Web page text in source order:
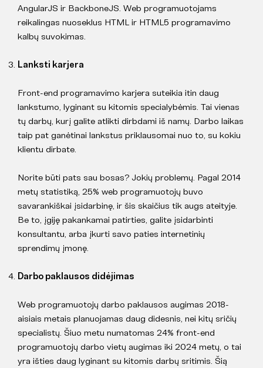
AngularJS ir BackboneJS. Web programuotojams
reikalingas nuoseklus HTML ir HTML5 programavimo
kalbų suvokimas.
Lanksti karjera
Front-end programavimo karjera suteikia itin daug
lankstumo, lyginant su kitomis specialybėmis. Tai vienas
tų darbų, kurį galite atlikti dirbdami iš namų. Darbo laikas
taip pat ganėtinai lankstus priklausomai nuo to, su kokiu
klientu dirbate.
Norite būti pats sau bosas? Jokių problemų. Pagal 2014
metų statistiką, 25% web programuotojų buvo
savarankiškai įsidarbinę, ir šis skaičius tik augs ateityje.
Be to, įgiję pakankamai patirties, galite įsidarbinti
konsultantu, arba įkurti savo paties internetinių
sprendimų įmonę.
Darbo paklausos didėjimas
Web programuotojų darbo paklausos augimas 2018-
aisiais metais planuojamas daug didesnis, nei kitų sričių
specialistų. Šiuo metu numatomas 24% front-end
programuotojų darbo vietų augimas iki 2024 metų, o tai
yra išties daug lyginant su kitomis darbų sritimis. Šią